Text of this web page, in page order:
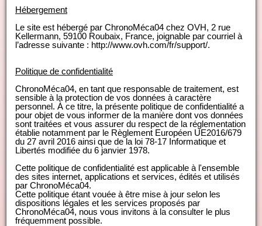
Hébergement
Le site est hébergé par ChronoMéca04 chez OVH, 2 rue
Kellermann, 59100 Roubaix, France, joignable par courriel à
l’adresse suivante : http://www.ovh.com/fr/support/.
Politique de confidentialité
ChronoMéca04, en tant que responsable de traitement, est
sensible à la protection de vos données à caractère
personnel. À ce titre, la présente politique de confidentialité a
pour objet de vous informer de la manière dont vos données
sont traitées et vous assurer du respect de la réglementation
établie notamment par le Règlement Européen UE2016/679
du 27 avril 2016 ainsi que de la loi 78-17 Informatique et
Libertés modifiée du 6 janvier 1978.
Cette politique de confidentialité est applicable à l'ensemble
des sites internet, applications et services, édités et utilisés
par ChronoMéca04.
Cette politique étant vouée à être mise à jour selon les
dispositions légales et les services proposés par
ChronoMéca04, nous vous invitons à la consulter le plus
fréquemment possible.